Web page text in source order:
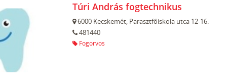
Túri András fogtechnikus
6000 Kecskemét, Parasztfőiskola utca 12-16.
481440
Fogorvos